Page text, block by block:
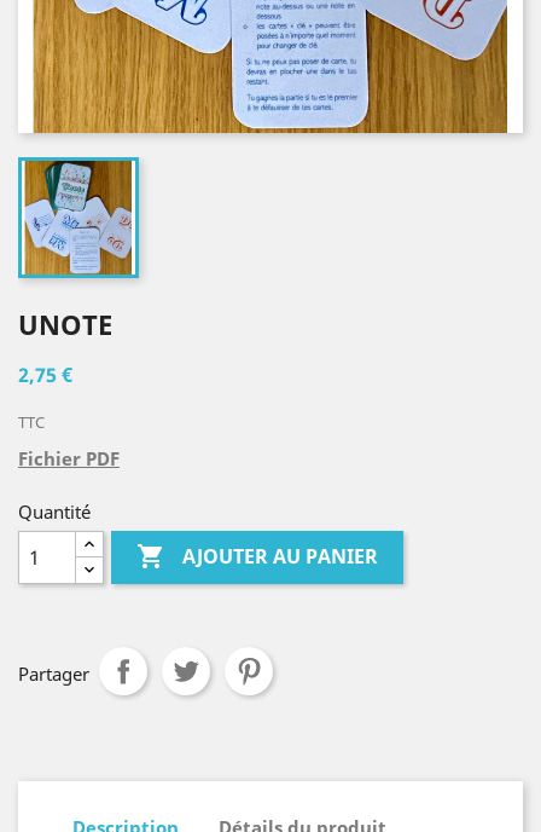
UNOTE
2,75 €
TTC
Fichier PDF
Quantité
 AJOUTER AU PANIER
Partager
Description Détails du produit